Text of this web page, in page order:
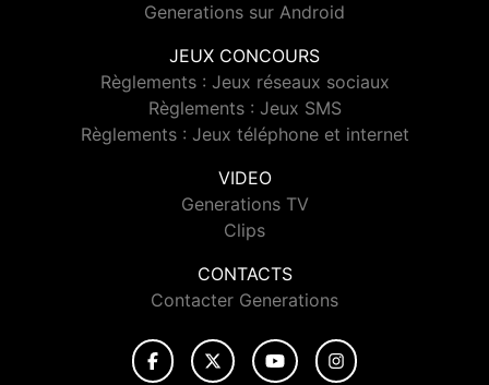
Generations sur Android
JEUX CONCOURS
Règlements : Jeux réseaux sociaux
Règlements : Jeux SMS
Règlements : Jeux téléphone et internet
VIDEO
Generations TV
Clips
CONTACTS
Contacter Generations